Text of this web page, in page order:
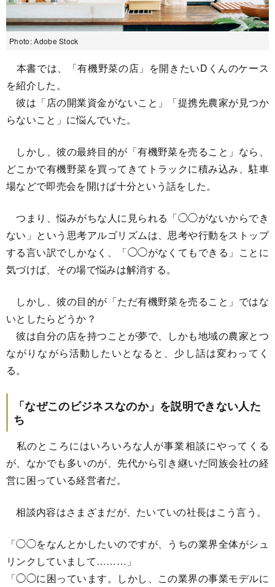
Photo: Adobe Stock
本書では、「有機野菜の店」を開きたいDくんのケース
を紹介した。
彼は「店の開業資金がないこと」「提携先農家が見つか
らないこと」に悩んでいた。
しかし、彼の最終目的が「有機野菜を売ること」なら、
どこかで有機野菜を買ってきてトラックに積み込み、駐車
場などで即売会を開けば十分という話をした。
つまり、悩みがちな人に見られる「◯◯がないからでき
ない」という思考アルゴリズムは、思考や行動をストップ
する言い訳でしかなく、「◯◯がなくてもできる」ことに
気づけば、その場で悩みは解消する。
しかし、彼の目的が「ただ有機野菜を売ること」ではな
いとしたらどうか？
彼は自分の店を持つことが夢で、しかも地域の農家とつ
ながりながら活動したいとなると、少し話は変わってく
る。
「なぜこのビジネスなのか」を説明できない人た
ち
私のところにはいろいろな人が事業相談にやってくる
が、なかでも多いのが、先代から引き継いだ同族会社の経
営に困っている経営者だ。
相談内容はさまざまだが、たいていの社長はこう言う。
「◯◯をなんとかしたいのですが、うちの業界全体がシュ
リンクしていまして………」
「◯◯に困っています。しかし、この業界の事業モデルに